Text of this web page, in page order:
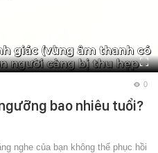
0
bao nhiêu tuổi?
nghe của bạn không thể phục hồi